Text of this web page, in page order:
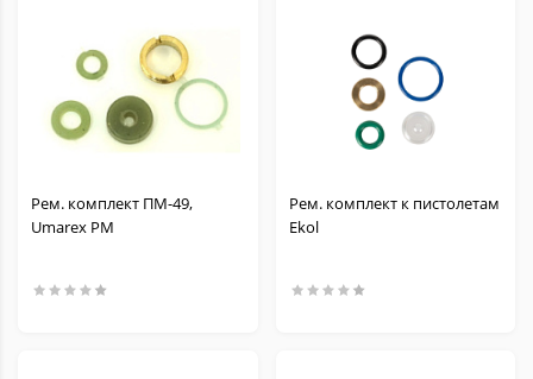
Рем. комплект ПМ-49,
Umarex PM
Рем. комплект к пистолетам
Ekol